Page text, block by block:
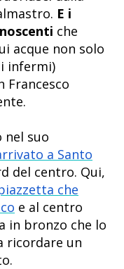
E i
che
acque non solo
infermi)
Francesco
nel suo
a Santo
del centro. Qui,
che
e al centro
in bronzo che lo
ricordare un